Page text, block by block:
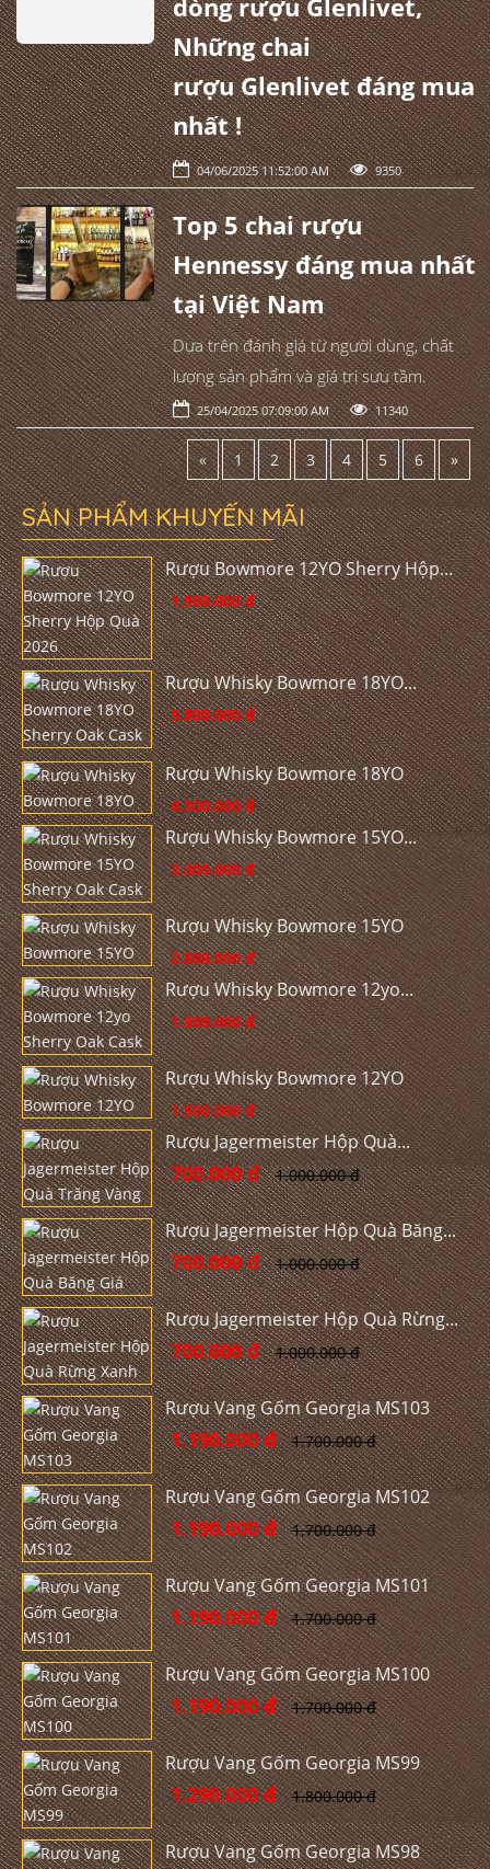
dòng rượu Glenlivet,
Những chai
rượu Glenlivet đáng mua
nhất !
04/06/2025 11:52:00 AM 9350
Top 5 chai rượu
Hennessy đáng mua nhất
tại Việt Nam
Dựa trên đánh giá từ người dùng, chất
lượng sản phẩm và giá trị sưu tầm.
25/04/2025 07:09:00 AM 11340
« 1 2 3 4 5 6 »
SẢN PHẨM KHUYẾN MÃI
Rượu Bowmore 12YO Sherry Hộp...
1.900.000 đ
Rượu Whisky Bowmore 18YO...
5.800.000 đ
Rượu Whisky Bowmore 18YO
4.500.000 đ
Rượu Whisky Bowmore 15YO...
3.300.000 đ
Rượu Whisky Bowmore 15YO
2.800.000 đ
Rượu Whisky Bowmore 12yo...
1.800.000 đ
Rượu Whisky Bowmore 12YO
1.500.000 đ
Rượu Jagermeister Hộp Quà...
700.000 đ 1.000.000 đ
Rượu Jagermeister Hộp Quà Băng...
700.000 đ 1.000.000 đ
Rượu Jagermeister Hộp Quà Rừng...
700.000 đ 1.000.000 đ
Rượu Vang Gốm Georgia MS103
1.190.000 đ 1.700.000 đ
Rượu Vang Gốm Georgia MS102
1.190.000 đ 1.700.000 đ
Rượu Vang Gốm Georgia MS101
1.190.000 đ 1.700.000 đ
Rượu Vang Gốm Georgia MS100
1.190.000 đ 1.700.000 đ
Rượu Vang Gốm Georgia MS99
1.290.000 đ 1.800.000 đ
Rượu Vang Gốm Georgia MS98